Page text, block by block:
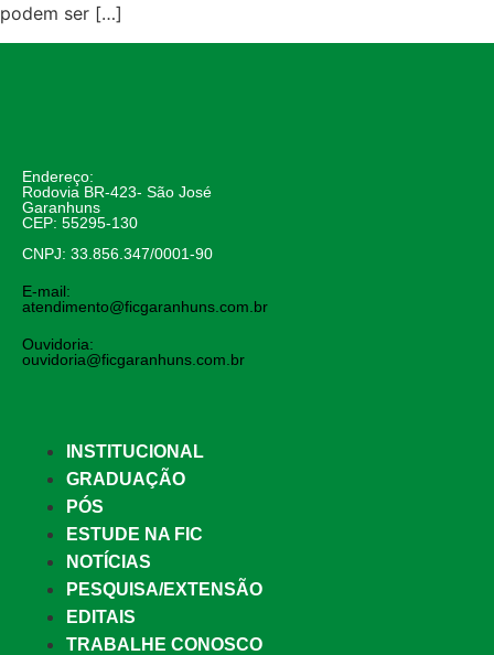
podem ser […]
Endereço:
Rodovia BR-423- São José
Garanhuns
CEP: 55295-130
CNPJ: 33.856.347/0001-90
E-mail:
atendimento@ficgaranhuns.com.br
Ouvidoria:
ouvidoria@ficgaranhuns.com.br
INSTITUCIONAL
GRADUAÇÃO
PÓS
ESTUDE NA FIC
NOTÍCIAS
PESQUISA/EXTENSÃO
EDITAIS
TRABALHE CONOSCO